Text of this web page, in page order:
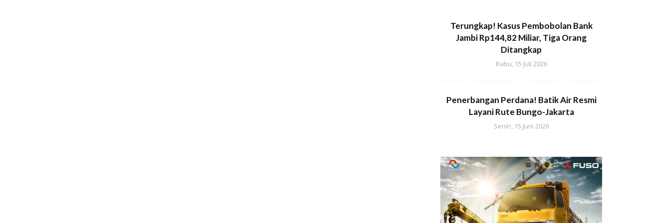
Terungkap! Kasus Pembobolan Bank
Jambi Rp144,82 Miliar, Tiga Orang
Ditangkap
Rabu, 15 Juli 2026
Penerbangan Perdana! Batik Air Resmi
Layani Rute Bungo-Jakarta
Senin, 15 Juni 2026